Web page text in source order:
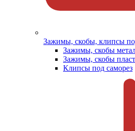
Зажимы, скобы, клипсы
Зажимы, скобы
Зажимы, скобы
Клипсы под саморез